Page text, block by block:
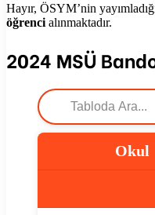
Hayır, ÖSYM’nin
öğrenci alınmaktadır.
2024 MSÜ
Okul